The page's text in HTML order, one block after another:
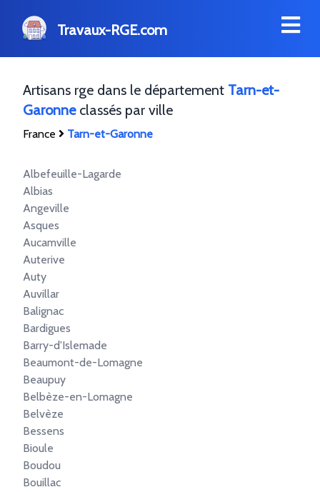
Travaux-RGE.com
Artisans rge dans le département Tarn-et-
Garonneclassés par ville
France Tarn-et-Garonne
Albefeuille-Lagarde
Albias
Angeville
Asques
Aucamville
Auterive
Auty
Auvillar
Balignac
Bardigues
Barry-d'Islemade
Beaumont-de-Lomagne
Beaupuy
Belbèze-en-Lomagne
Belvèze
Bessens
Bioule
Boudou
Bouillac